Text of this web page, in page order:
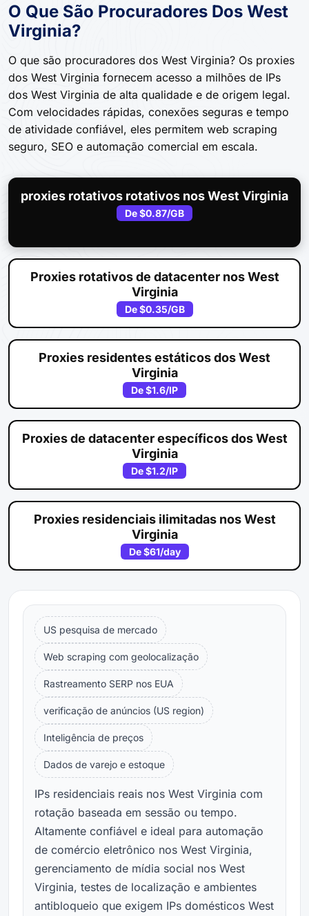
O Que São Procuradores Dos West
Virginia?
O que são procuradores dos West Virginia? Os proxies
dos West Virginia fornecem acesso a milhões de IPs
dos West Virginia de alta qualidade e de origem legal.
Com velocidades rápidas, conexões seguras e tempo
de atividade confiável, eles permitem web scraping
seguro, SEO e automação comercial em escala.
proxies rotativos rotativos nos West Virginia
De$0.87/GB
Proxies rotativos de datacenter nos West
Virginia
De$0.35/GB
Proxies residentes estáticos dos West
Virginia
De$1.6/IP
Proxies de datacenter específicos dos West
Virginia
De$1.2/IP
Proxies residenciais ilimitadas nos West
Virginia
De$61/day
US pesquisa de mercado
Web scraping com geolocalização
Rastreamento SERP nos EUA
verificação de anúncios (US region)
Inteligência de preços
Dados de varejo e estoque
IPs residenciais reais nos West Virginia com
rotação baseada em sessão ou tempo.
Altamente confiável e ideal para automação
de comércio eletrônico nos West Virginia,
gerenciamento de mídia social nos West
Virginia, testes de localização e ambientes
antibloqueio que exigem IPs domésticos West